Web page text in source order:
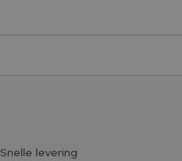
Snelle levering